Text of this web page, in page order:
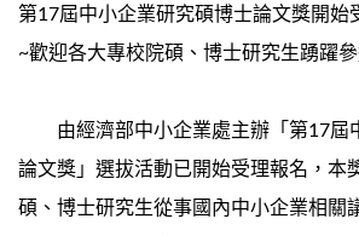
第17屆中小企業研究碩博士論文獎開始
~歡迎各大專校院碩、博士研究生踴躍
由經濟部中小企業處主辦「第17屆
論文獎」選拔活動已開始受理報名，本
碩、博士研究生從事國內中小企業相關